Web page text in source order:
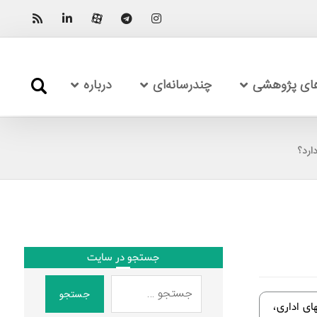
پژوهشی چندرسانه‌ای درباره
اداری،
جستجو در سایت
جستجو